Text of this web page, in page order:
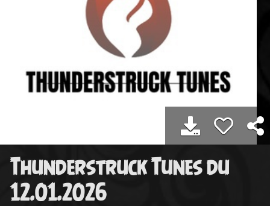
Thunderstruck Tunes du
12.01.2026